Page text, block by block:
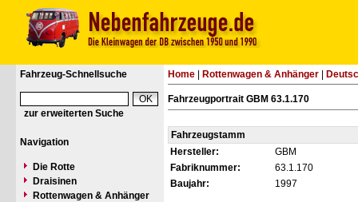
Fahrzeug-Schnellsuche
zur erweiterten Suche
Navigation
Die Rotte
Draisinen
Rottenwagen & Anhänger
Home Rottenwagen & Anhänger
Fahrzeugportrait GBM 63.1.170
Fahrzeugstamm
Hersteller:
GBM
Fabriknummer:
63.1.170
Baujahr:
1997